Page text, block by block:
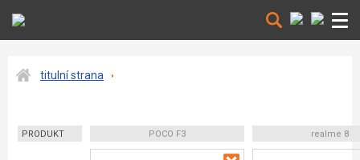
titulní strana
PRODUKT POCO F3 realme 8